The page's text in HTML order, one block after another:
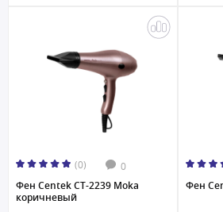
(0) 0
Фен Centek CT-2239 Moka
коричневый
Фен